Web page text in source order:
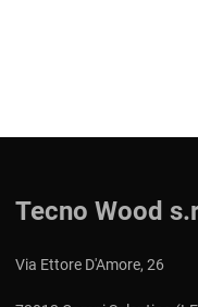
Tecno Wood
Via Ettore D'Amore, 26